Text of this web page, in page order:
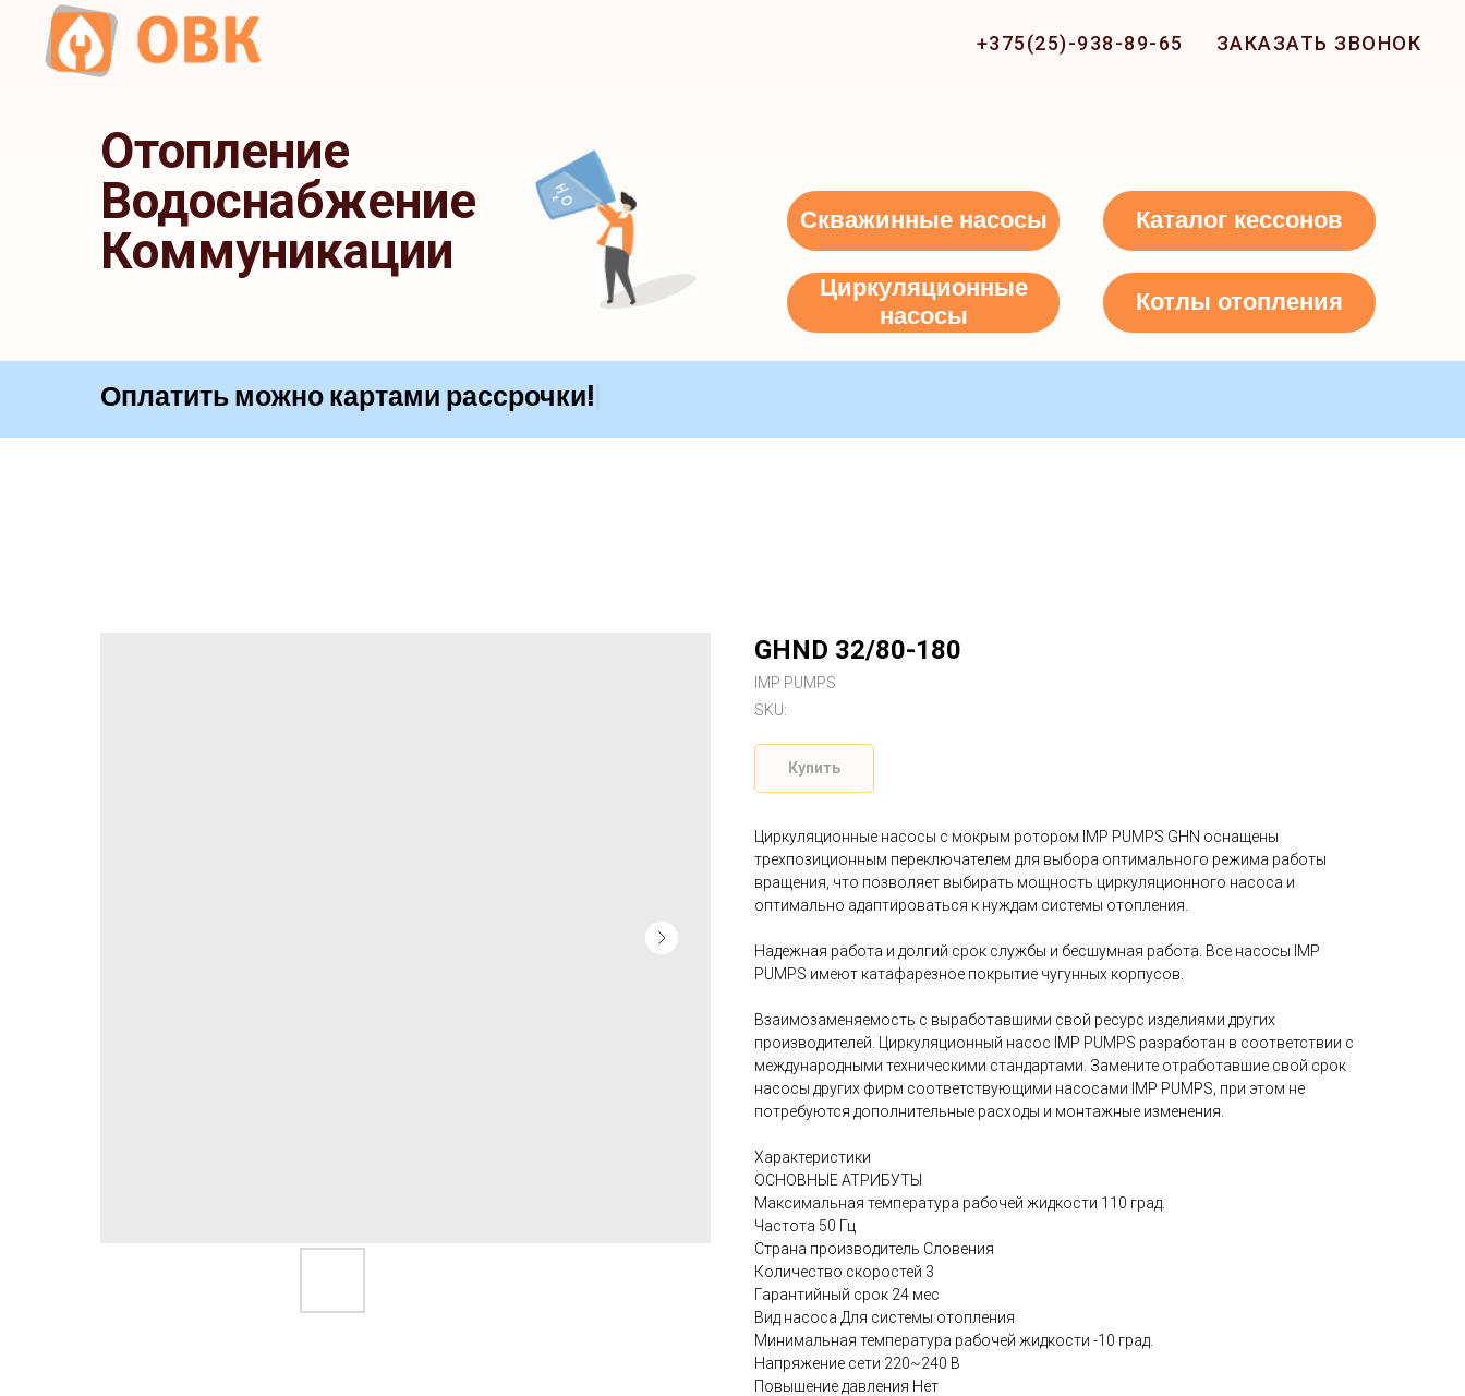
+375(25)-938-89-65 ЗАКАЗАТЬ ЗВОНОК
Отопление
Водоснабжение
Коммуникации
Оплатить можно картами
Скважинные насосы Каталог кессонов
Циркуляционные
насосы
Котлы отопления
GHND 32/80-180
IMP PUMPS
SKU:
Купить
Циркуляционные насосы с мокрым ротором IMP PUMPS GHN оснащены
трехпозиционным переключателем для выбора оптимального режима работы
вращения, что позволяет выбирать мощность циркуляционного насоса и
оптимально адаптироваться к нуждам системы отопления.
Надежная работа и долгий срок службы и бесшумная работа. Все насосы IMP
PUMPS имеют катафарезное покрытие чугунных корпусов.
Взаимозаменяемость с выработавшими свой ресурс изделиями других
производителей. Циркуляционный насос IMP PUMPS разработан в соответствии с
международными техническими стандартами. Замените отработавшие свой срок
насосы других фирм соответствующими насосами IMP PUMPS, при этом не
потребуются дополнительные расходы и монтажные изменения.
Характеристики
ОСНОВНЫЕ АТРИБУТЫ
Максимальная температура рабочей жидкости 110 град.
Частота 50 Гц
Страна производитель Словения
Количество скоростей 3
Гарантийный срок 24 мес
Вид насоса Для системы отопления
Минимальная температура рабочей жидкости -10 град.
Напряжение сети 220~240 В
Повышение давления Нет